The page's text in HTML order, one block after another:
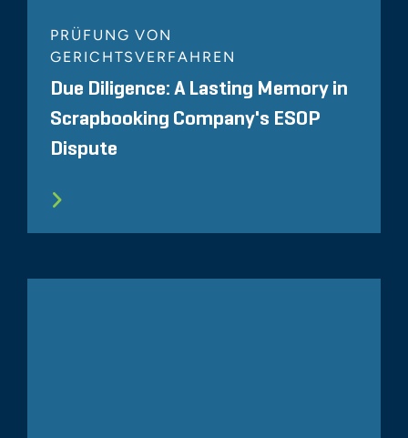
PRÜFUNG VON
GERICHTSVERFAHREN
Due Diligence: A Lasting Memory in
Scrapbooking Company's ESOP
Dispute